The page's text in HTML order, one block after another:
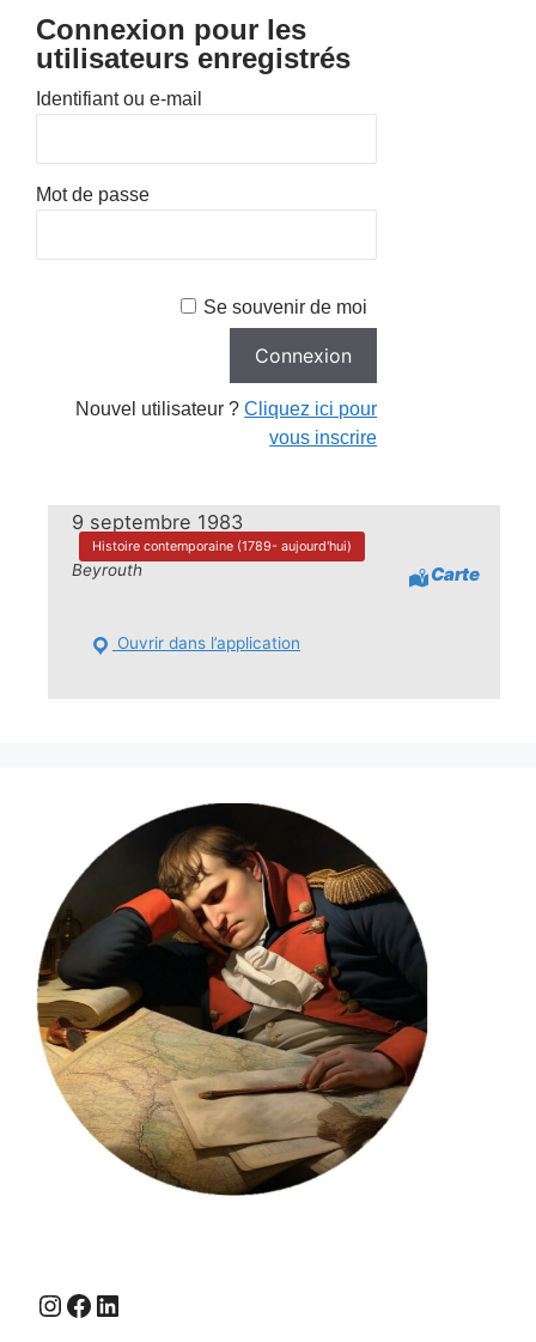
Connexion pour les
utilisateurs enregistrés
Identifiant ou e-mail
Mot de passe
Se souvenir de moi
Nouvel utilisateur ?Cliquez ici pour
vous inscrire
9 septembre 1983
Histoire contemporaine (1789- aujourd'hui)
Beyrouth Carte
Ouvrir dans l’application
Instagram
Facebook
LinkedIn